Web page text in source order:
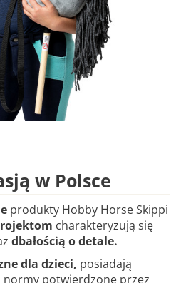
w Polsce
produkty Hobby Horse Skippi
charakteryzują się
dbałością o detale.
dla dzieci, posiadają
normy potwierdzone przez